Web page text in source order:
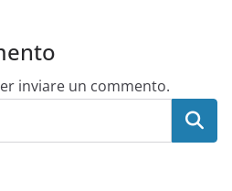
inviare un commento.